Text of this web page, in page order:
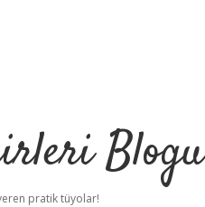
Blogu
pratik tüyolar!